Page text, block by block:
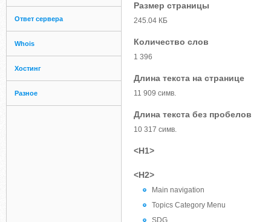
Ответ сервера
Whois
Хостинг
Разное
Размер страницы
245.04 КБ
Количество слов
1 396
Длина текста на странице
11 909 симв.
Длина текста без пробелов
10 317 симв.
<H1>
<H2>
Main navigation
Topics Category Menu
SDG